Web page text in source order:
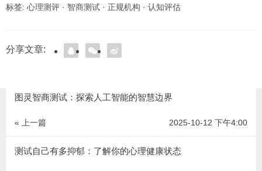
标签: 心理测评 · 智商测试 · 正规机构 · 认知评估
分享文章:
图灵智商测试：探索人工智能的智慧边界
« 上一篇 2025-10-12 下午4:00
测试自己有多抑郁：了解你的心理健康状态